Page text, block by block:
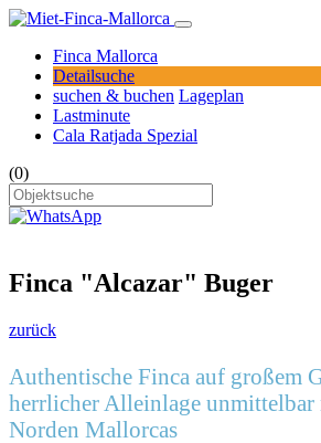
Finca Mallorca
Detailsuche
suchen & buchen Lageplan
Lastminute
Cala Ratjada Spezial
(0)
Finca "Alcazar" Buger
zurück
Authentische Finca auf großem
herrlicher Alleinlage unmittelbar
Norden Mallorcas